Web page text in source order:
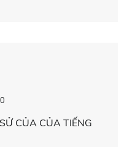
0
SỬ CỦA CỦA TIẾNG